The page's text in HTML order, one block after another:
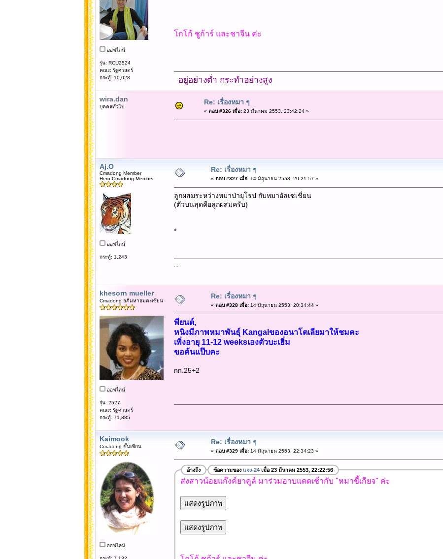
ออฟไลน์
รุ่น: RCU2524
คณะ: รัฐศาสตร์
กระทู้: 10,028
โกโก้ ชูก้าร์ และชาจีน ค่ะ
อยู่อย่างต่ำ กระทำอย่างสูง
wira.dan
บุคคลทั่วไป
Re: เรื่องหมา ๆ
« ตอบ #326 เมื่อ:23 มีนาคม 2553, 23:42:24 »
Aj.O
Cmadong Member
Hero Cmadong Member
ออฟไลน์
กระทู้: 1,243
Re: เรื่องหมา ๆ
« ตอบ #327 เมื่อ:14 มิถุนายน 2553, 20:21:57 »
ลูกผสมระหว่างหมาป่ายุโรป กับหมาอัลเซเชี่ยน
(ตัวบนสุดคือลูกผสมครับ)
*
khesorn mueller
Cmadong อภิมหาอมตะเซียน
ออฟไลน์
รุ่น: 2527
คณะ: รัฐศาสตร์
กระทู้: 71,885
Re: เรื่องหมา ๆ
« ตอบ #328 เมื่อ:14 มิถุนายน 2553, 20:34:44 »
พี่ยนต์,
หนิงมีภาพหมาพันธุ์ Kangalของอนาโตเลียมาให้ชมคะ
เพิ่งอายุ 11-12 weeksเองตัวบะเฮิ่ม
ขอค้นแป๊บคะ
nn.25+2
Kaimook
Cmadong ชั้นเซียน
ออฟไลน์
Re: เรื่องหมา ๆ
« ตอบ #329 เมื่อ:14 มิถุนายน 2553, 22:34:23 »
อ้างถึง ข้อความของ แจง-24เมื่อ 23 มีนาคม 2553, 22:22:56
ส่งสาวน้อยแก๊งค์ยาคูล์ มาร่วมอาบแดดเช้ากับ "หมาขี้เกียจ" ค่ะ